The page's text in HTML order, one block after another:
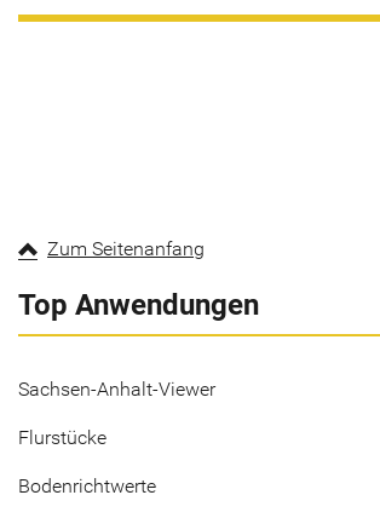
Zum Seitenanfang
Top Anwendungen
Sachsen-Anhalt-Viewer
Flurstücke
Bodenrichtwerte